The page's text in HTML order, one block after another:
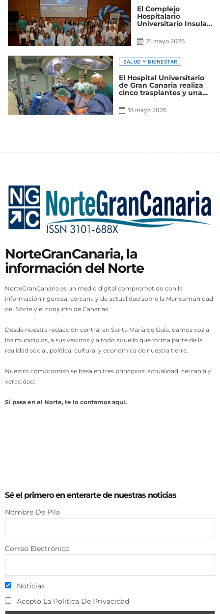
El Complejo
Hospitalario
Universitario Insular-
homenajea a los
Especialistas que
período formativo
21 mayo 2026
SALUD Y BIENESTAR
El Hospital Universitario
de Gran Canaria realiza
cinco trasplantes y una
en menos de cuatro días
18 mayo 2026
NorteGranCanaria, la
información del Norte
NorteGranCanaria es un medio digital comprometido con la
información rigurosa, cercana y de actualidad sobre la Mancomunidad
del Norte y el conjunto de Canarias.
Desde nuestra redacción central en Santa María de Guía, damos voz a
los municipios, a sus vecinos y a todo aquello que forma parte de la
realidad social, política, cultural y económica de nuestra tierra.
Nuestro compromiso se basa en tres principios: actualidad, cercanía y
veracidad.
Si pasa en el Norte, te lo contamos aquí.
Sé el primero en enterarte de nuestras noticias
Nombre De Pila
Correo Electrónico
Noticias
Acepto La Política De Privacidad